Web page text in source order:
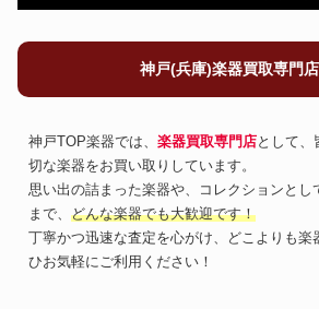
神戸(兵庫)楽器買取専門
神戸TOP楽器では、 楽器買取専門店として、
切な楽器をお買い取りしています。
思い出の詰まった楽器や、コレクションとし
まで、 どんな楽器でも大歓迎です！
丁寧かつ迅速な査定を心がけ、どこよりも楽
ひお気軽にご利用ください！